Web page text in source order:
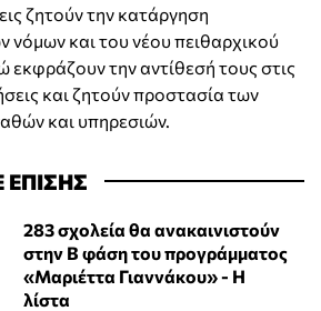
ζητούν την κατάργηση
νόμων και του νέου πειθαρχικού
εκφράζουν την αντίθεσή τους στις
και ζητούν προστασία των
και υπηρεσιών.
ΕΠΙΣΗΣ
283 σχολεία θα ανακαινιστούν
στην Β φάση του προγράμματος
«Μαριέττα Γιαννάκου» - Η
λίστα